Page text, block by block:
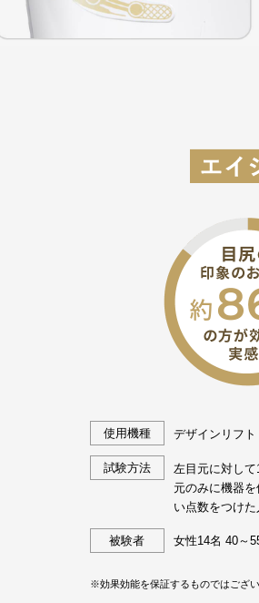
使用機種 デザインリフ
試験方法
左目元に対し
元のみに機器
い点数をつけ
被験者 女性14名 40～
※効果効能を保証するものではござ